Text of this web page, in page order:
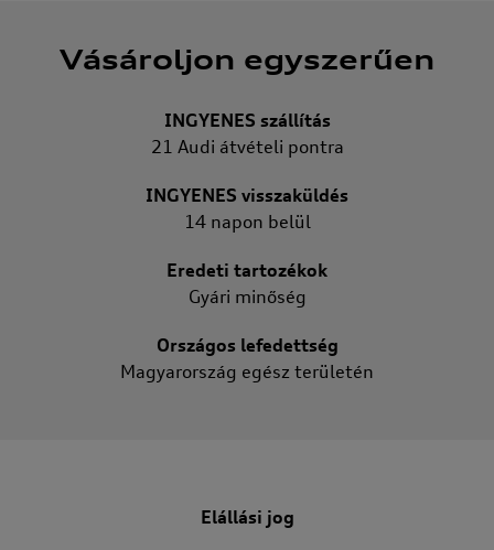
Vásároljon egyszerűen
INGYENES szállítás
21 Audi átvételi pontra
INGYENES visszaküldés
14 napon belül
Eredeti tartozékok
Gyári minőség
Országos lefedettség
Magyarország egész területén
Elállási jog